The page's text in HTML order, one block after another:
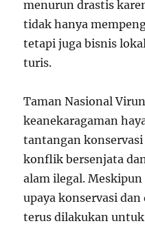
menurun drastis
tidak hanya
tetapi juga bisnis
turis.
Taman Nasional
keanekaragaman
tantangan
konflik bersenjata
alam ilegal.
upaya konservasi
terus dilakukan